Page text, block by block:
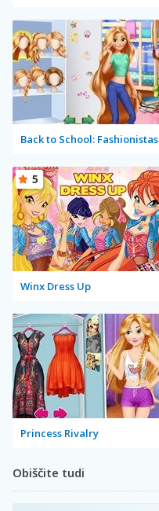
Back to School: Fashionistas
Winx Dress Up
5
Princess Rivalry
Obiščite tudi